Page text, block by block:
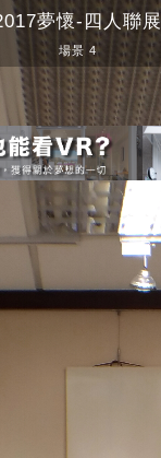
夢懷-四人聯展
場景 4